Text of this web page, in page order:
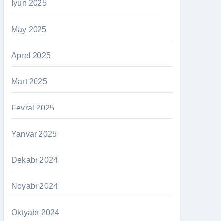
İyun 2025
May 2025
Aprel 2025
Mart 2025
Fevral 2025
Yanvar 2025
Dekabr 2024
Noyabr 2024
Oktyabr 2024